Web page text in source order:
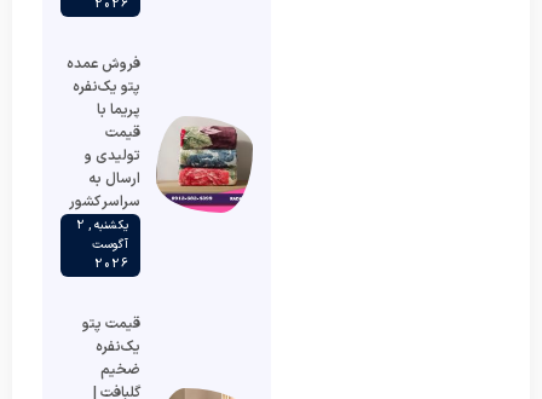
2026
فروش عمده
پتو یک‌نفره
پریما با
قیمت
تولیدی و
ارسال به
سراسر کشور
یکشنبه , 2
آگوست
2026
قیمت پتو
یک‌نفره
ضخیم
گلبافت |